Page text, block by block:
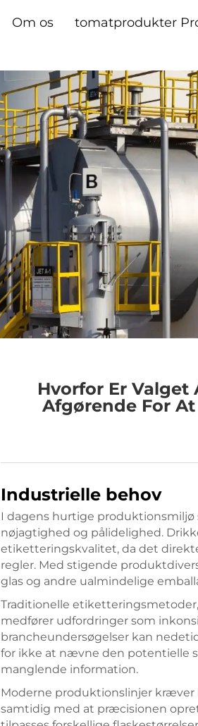
Om os tomatprodukter
Hvorfor Er
Afgørende For
Industrielle behov
I dagens hurtige
nøjagtighed og pålidelighed.
etiketteringskvalitet, da det
regler. Med stigende
glas og andre ualmindelige
Traditionelle
medfører udfordringer som
brancheundersøgelser kan
for ikke at nævne den potentielle
manglende information.
Moderne produktionslinjer kræver
samtidig med at præcisionen